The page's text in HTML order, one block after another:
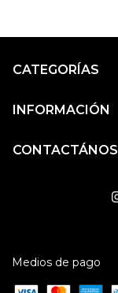
CATEGORÍAS
INFORMACIÓN
CONTACTÁNOS
Medios de pago